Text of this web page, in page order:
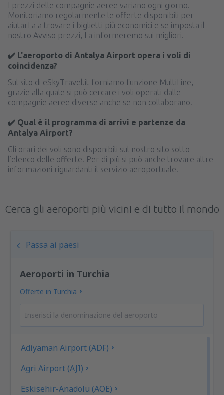
I prezzi delle compagnie aeree variano ogni giorno.
Monitoriamo regolarmente le offerte disponibili per
aiutarLa a trovare i biglietti più economici e se imposta il
nostro Avviso prezzi, La informeremo sui migliori.
✔️ L'aeroporto di Antalya Airport opera i voli di
coincidenza?
Sul sito di eSkyTravel.it forniamo funzione MultiLine,
grazie alla quale si può cercare i voli operati dalle
compagnie aeree diverse anche se non collaborano.
✔️ Qual è il programma di arrivi e partenze da
Antalya Airport?
Gli orari dei voli sono disponibili sul nostro sito sotto
l’elenco delle offerte. Per di più si può anche trovare altre
informazioni riguardanti il servizio aeroportuale.
Cerca gli aeroporti più vicini e di tutto il mondo
Passa ai paesi
Aeroporti in Turchia
Offerte in Turchia
Adiyaman Airport (ADF)
Agri Airport (AJI)
Eskisehir-Anadolu (AOE)